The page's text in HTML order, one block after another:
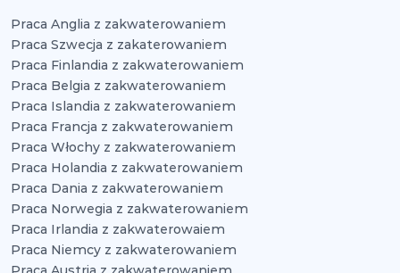
Praca Anglia z zakwaterowaniem
Praca Szwecja z zakaterowaniem
Praca Finlandia z zakwaterowaniem
Praca Belgia z zakwaterowaniem
Praca Islandia z zakwaterowaniem
Praca Francja z zakwaterowaniem
Praca Włochy z zakwaterowaniem
Praca Holandia z zakwaterowaniem
Praca Dania z zakwaterowaniem
Praca Norwegia z zakwaterowaniem
Praca Irlandia z zakwaterowaiem
Praca Niemcy z zakwaterowaniem